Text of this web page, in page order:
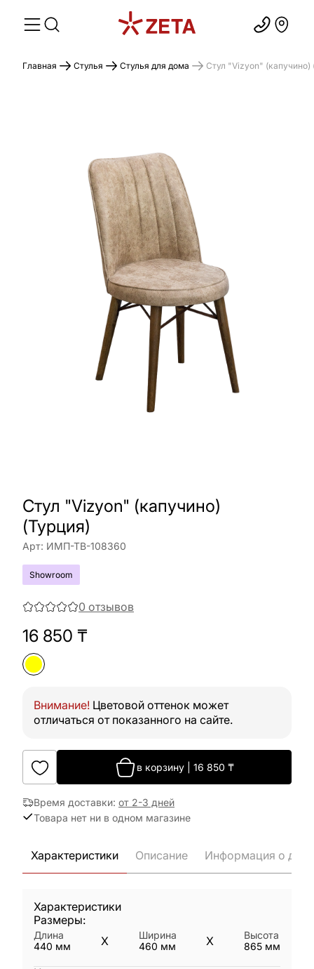
Главная Стулья Стулья для дома Стул "Vizyon" (капучино)
Стул "Vizyon" (капучино)
(Турция)
Арт: ИМП-ТВ-108360
Showroom
0 отзывов
16 850 ₸
Внимание! Цветовой оттенок может
отличаться от показанного на сайте.
в корзину 16 850 ₸
Время доставки: от 2-3 дней
Товара нет ни в одном магазине
Характеристики Описание Информация о
Характеристики
Размеры:
Длина
440 мм X
Ширина
460 мм X
Высота
865 мм